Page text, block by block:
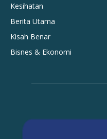
Kesihatan
Berita Utama
Kisah Benar
Bisnes & Ekonomi